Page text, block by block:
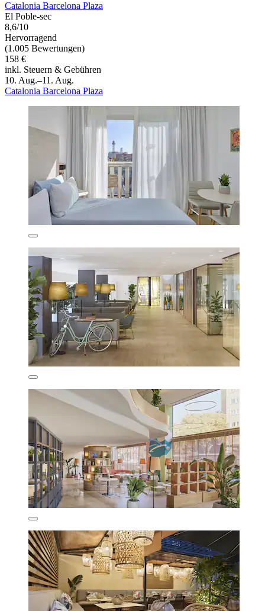
Catalonia Barcelona Plaza
El Poble-sec
8,6/10
Hervorragend
(1.005 Bewertungen)
158 €
inkl. Steuern & Gebühren
10. Aug.–11. Aug.
Catalonia Barcelona Plaza